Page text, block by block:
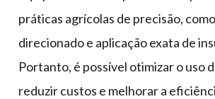
práticas agrícolas de precisão,
direcionado e aplicação exata de
Portanto, é possível otimizar o uso
reduzir custos e melhorar a